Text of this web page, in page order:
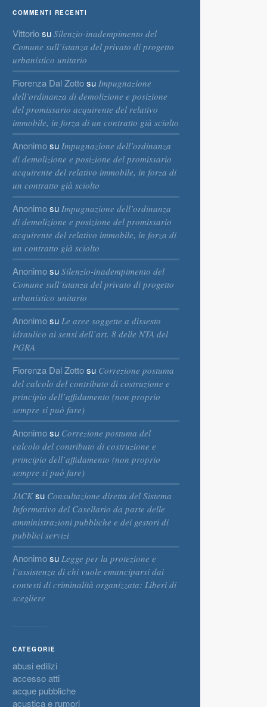
COMMENTI RECENTI
Vittoriosu Silenzio-inadempimento del
Comune sull’istanza del privato di progetto
urbanistico unitario
Fiorenza Dal Zottosu Impugnazione
dell’ordinanza di demolizione e posizione
del promissario acquirente del relativo
immobile, in forza di un contratto già sciolto
Anonimosu Impugnazione dell’ordinanza
di demolizione e posizione del promissario
acquirente del relativo immobile, in forza di
un contratto già sciolto
Anonimosu Impugnazione dell’ordinanza
di demolizione e posizione del promissario
acquirente del relativo immobile, in forza di
un contratto già sciolto
Anonimosu Silenzio-inadempimento del
Comune sull’istanza del privato di progetto
urbanistico unitario
Anonimosu Le aree soggette a dissesto
idraulico ai sensi dell’art. 8 delle NTA del
PGRA
Fiorenza Dal Zottosu Correzione postuma
del calcolo del contributo di costruzione e
principio dell’affidamento (non proprio
sempre si può fare)
Anonimosu Correzione postuma del
calcolo del contributo di costruzione e
principio dell’affidamento (non proprio
sempre si può fare)
JACKsu Consultazione diretta del Sistema
Informativo del Casellario da parte delle
amministrazioni pubbliche e dei gestori di
pubblici servizi
Anonimosu Legge per la protezione e
l’assistenza di chi vuole emanciparsi dai
contesti di criminalità organizzata: Liberi di
scegliere
CATEGORIE
abusi edilizi
accesso atti
acque pubbliche
acustica e rumori